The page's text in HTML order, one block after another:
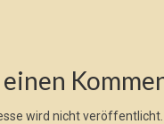
wird nicht veröffentlicht.